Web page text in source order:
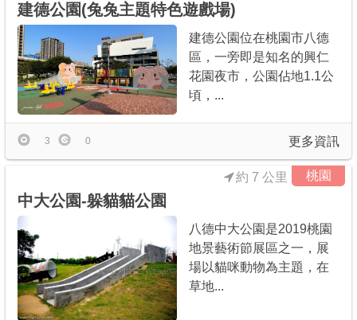
建德公園(兔兔主題特色遊戲場)
建德公園位在桃園市八德
區，一旁即是知名的興仁
花園夜市，公園佔地1.1公
頃，...
更多資訊
3 0
桃園
中大公園-躲貓貓公園
約 7 公里
八德中大公園是2019桃園
地景藝術節展區之一，展
場以貓咪動物為主題，在
草地...